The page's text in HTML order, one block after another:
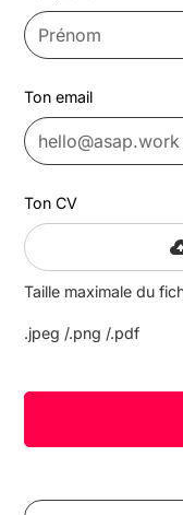
Ton email
Ton CV
Taille maximale du
.jpeg /.png /.pdf